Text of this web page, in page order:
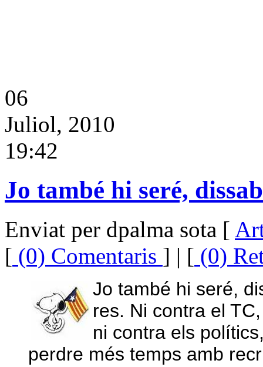
06
Juliol, 2010
19:42
Jo també hi seré,
Enviat per dpalma sota [
[ (0) Comentaris ] | [ (0)
Jo també hi seré,
res. Ni contra el
ni contra els
perdre més temps amb